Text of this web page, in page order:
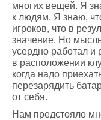
многих вещей. Я
к людям. Я знаю,
игроков, что в
значение. Но
усердно работал и
в расположении
когда надо
перезарядить
от себя.
Нам предстояло